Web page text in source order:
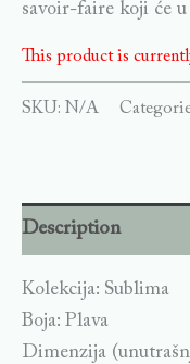
savoir-faire koji će
This product is
SKU: N/A
Description
Kolekcija: Sublima
Boja: Plava
Dimenzija